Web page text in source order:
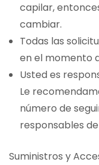
capilar,
cambiar.
Todas las
en el momento
Usted es
Le
número de
responsables
Suministros y